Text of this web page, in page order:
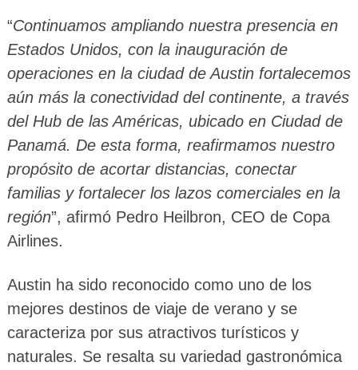
“Continuamos ampliando nuestra presencia en
Estados Unidos, con la inauguración de
operaciones en la ciudad de Austin fortalecemos
aún más la conectividad del continente, a través
del Hub de las Américas, ubicado en Ciudad de
Panamá. De esta forma, reafirmamos nuestro
propósito de acortar distancias, conectar
familias y fortalecer los lazos comerciales en la
región”, afirmó Pedro Heilbron, CEO de Copa
Airlines.
Austin ha sido reconocido como uno de los
mejores destinos de viaje de verano y se
caracteriza por sus atractivos turísticos y
naturales. Se resalta su variedad gastronómica